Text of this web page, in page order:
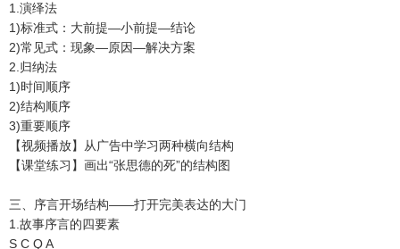
1.演绎法
1)标准式：大前提—小前提—结论
2)常见式：现象—原因—解决方案
2.归纳法
1)时间顺序
2)结构顺序
3)重要顺序
【视频播放】从广告中学习两种横向结构
【课堂练习】画出“张思德的死”的结构图
三、序言开场结构——打开完美表达的大门
1.故事序言的四要素
S C Q A